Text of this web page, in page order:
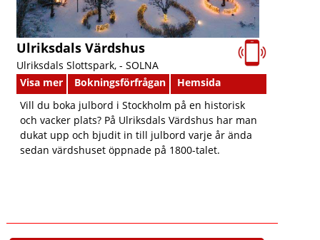
Ulriksdals Värdshus
Ulriksdals Slottspark, - SOLNA
Visa mer
Bokningsförfrågan
Hemsida
Vill du boka julbord i Stockholm på en historisk
och vacker plats? På Ulriksdals Värdshus har man
dukat upp och bjudit in till julbord varje år ända
sedan värdshuset öppnade på 1800-talet.